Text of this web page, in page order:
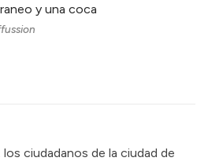
ciudadanos de la ciudad de